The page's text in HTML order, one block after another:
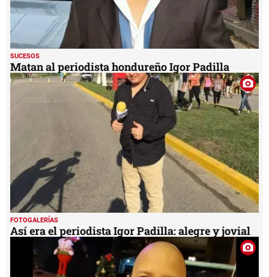
SUCESOS
Matan al periodista hondureño Igor Padilla
FOTOGALERÍAS
Así era el periodista Igor Padilla: alegre y jovial